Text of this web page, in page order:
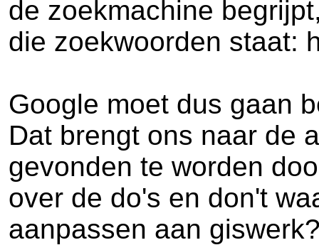
de zoekmachine
die zoekwoorden staat:
Google moet dus gaan
Dat brengt ons naar de
gevonden te worden
over de do's en don't
aanpassen aan